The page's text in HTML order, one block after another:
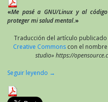
«Me pasé a GNU/Linux y al
proteger mi salud mental.»
Traducción del artículo publicado
Creative Commons con el nombre
studio» https://
Seguir leyendo →